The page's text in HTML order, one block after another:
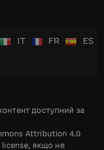
IT FR ES
доступний за
Attribution 4.0
якщо не